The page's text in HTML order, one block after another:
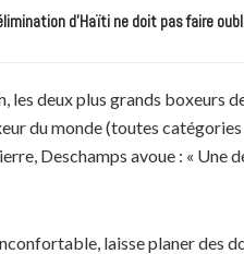
d’Haïti ne doit pas faire
deux plus grands boxeurs
du monde (toutes
Deschamps avoue : « Une
laisse planer des